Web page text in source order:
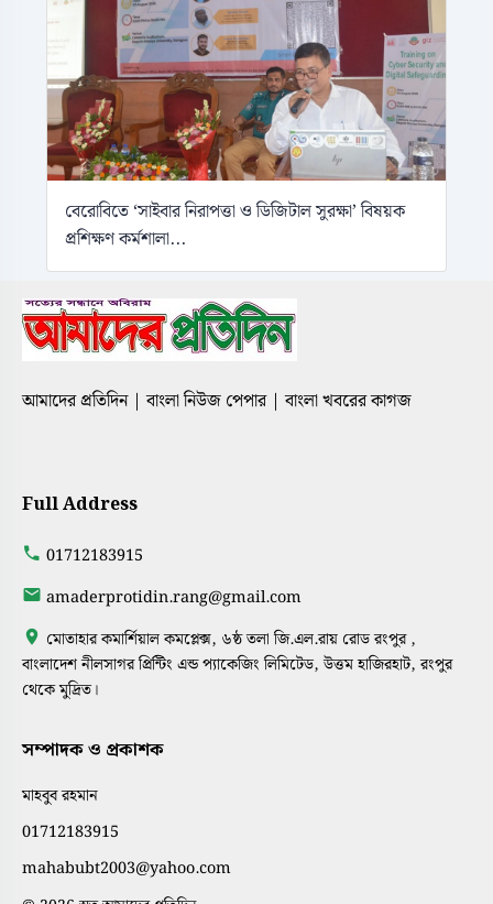
বেরোবিতে ‘সাইবার নিরাপত্তা ও ডিজিটাল সুরক্ষা’ বিষয়ক
প্রশিক্ষণ কর্মশালা...
আমাদের প্রতিদিন | বাংলা নিউজ পেপার | বাংলা খবরের কাগজ
Full Address
01712183915
amaderprotidin.rang@gmail.com
মোতাহার কমার্শিয়াল কমপ্লেক্স, ৬ষ্ঠ তলা জি.এল.রায় রোড রংপুর ,
বাংলাদেশ নীলসাগর প্রিন্টিং এন্ড প্যাকেজিং লিমিটেড, উত্তম হাজিরহাট, রংপুর
থেকে মুদ্রিত।
সম্পাদক ও প্রকাশক
মাহবুব রহমান
01712183915
mahabubt2003@yahoo.com